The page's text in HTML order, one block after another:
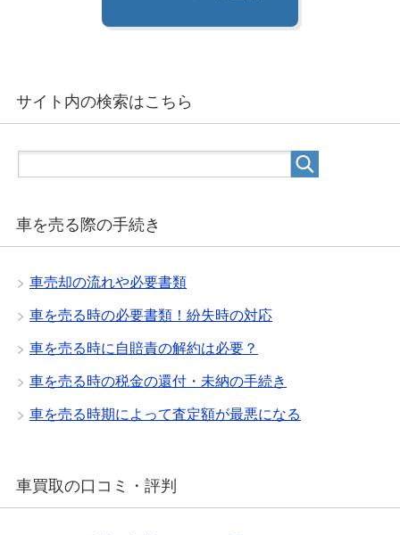
サイト内の検索はこちら
車を売る際の手続き
車売却の流れや必要書類
車を売る時の必要書類！紛失時の対応
車を売る時に自賠責の解約は必要？
車を売る時の税金の還付・未納の手続き
車を売る時期によって査定額が最悪になる
車買取の口コミ・評判